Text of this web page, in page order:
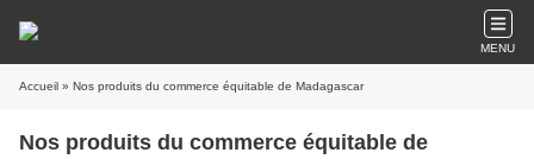
MENU
Accueil » Nos produits du commerce équitable de Madagascar
Nos produits du commerce équitable de